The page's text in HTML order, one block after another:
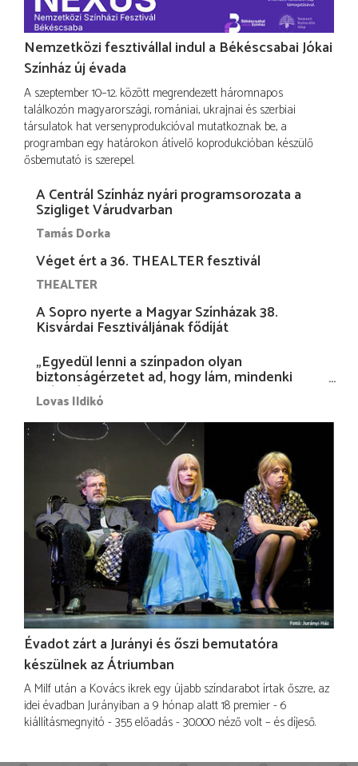
Nemzetközi fesztivállal indul a Békéscsabai Jókai
Színház új évada
A szeptember 10–12. között megrendezett háromnapos
találkozón magyarországi, romániai, ukrajnai és szerbiai
társulatok hat versenyprodukcióval mutatkoznak be, a
programban egy határokon átívelő koprodukcióban készülő
ősbemutató is szerepel.
A Centrál Színház nyári programsorozata a
Szigliget Várudvarban
Tamás Dorka
Véget ért a 36. THEALTER fesztivál
THEALTER
A Sopro nyerte a Magyar Színházak 38.
Kisvárdai Fesztiváljának fődíját
„Egyedül lenni a színpadon olyan
biztonságérzetet ad, hogy lám, mindenki
más nélkül is megvagyok magammal…”
Lovas Ildikó
Évadot zárt a Jurányi és őszi bemutatóra
készülnek az Átriumban
A Milf után a Kovács ikrek egy újabb színdarabot írtak őszre, az
idei évadban Jurányiban a 9 hónap alatt 18 premier - 6
kiállításmegnyitó - 355 előadás - 30.000 néző volt – és díjeső.